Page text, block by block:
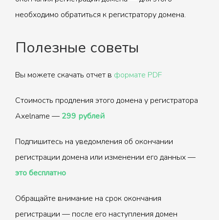
необходимо обратиться к регистратору домена.
Полезные советы
Вы можете скачать отчет в формате PDF
Стоимость продления этого домена у регистратора
Axelname — 299 рублей
Подпишитесь на уведомления об окончании
регистрации домена или изменении его данных —
это бесплатно
Обращайте внимание на срок окончания
регистрации — после его наступления домен